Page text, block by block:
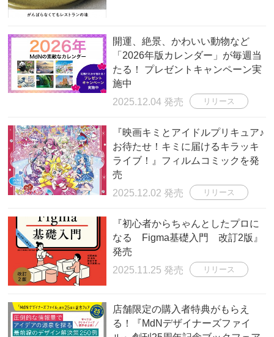
開運、絶景、かわいい動物など
「2026年版カレンダー」が毎週当
たる！ プレゼントキャンペーン実
施中
2025.12.04 発売
リリース
『映画キミとアイドルプリキュア♪
お待たせ！キミに届けるキラッキ
ライブ！』フィルムコミックを発
売
2025.12.02 発売
リリース
『初心者からちゃんとしたプロに
なる Figma基礎入門 改訂2版』
発売
2025.11.25 発売
リリース
店舗限定の購入者特典がもらえ
る！『MdNデザイナーズファイ